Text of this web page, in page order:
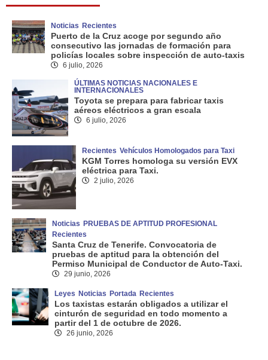
Noticias Recientes
Puerto de la Cruz acoge por segundo año
consecutivo las jornadas de formación para
policías locales sobre inspección de auto-taxis
6 julio, 2026
ÚLTIMAS NOTICIAS NACIONALES E
INTERNACIONALES
Toyota se prepara para fabricar taxis
aéreos eléctricos a gran escala
6 julio, 2026
Recientes Vehículos Homologados para Taxi
KGM Torres homologa su versión EVX
eléctrica para Taxi.
2 julio, 2026
Noticias PRUEBAS DE APTITUD PROFESIONAL
Recientes
Santa Cruz de Tenerife. Convocatoria de
pruebas de aptitud para la obtención del
Permiso Municipal de Conductor de Auto-Taxi.
29 junio, 2026
Leyes Noticias Portada Recientes
Los taxistas estarán obligados a utilizar el
cinturón de seguridad en todo momento a
partir del 1 de octubre de 2026.
26 junio, 2026